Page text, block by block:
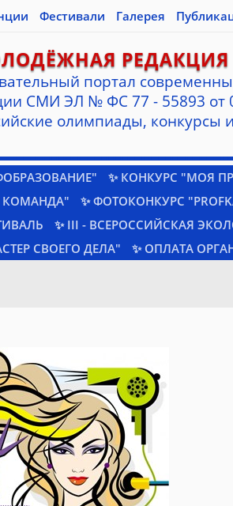
Фестивали Галерея
портал
СМИ ЭЛ № ФС 77 - 55893 от
олимпиады, конкурсы
✨ КОНКУРС "МОЯ
КОМАНДА"
✨ ФОТОКОНКУРС
✨ III - ВСЕРОССИЙСКАЯ
СВОЕГО ДЕЛА"
✨ ОПЛАТА